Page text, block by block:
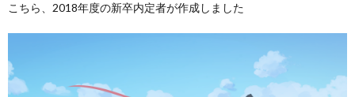
こちら、2018年度の新卒内定者が作成しました